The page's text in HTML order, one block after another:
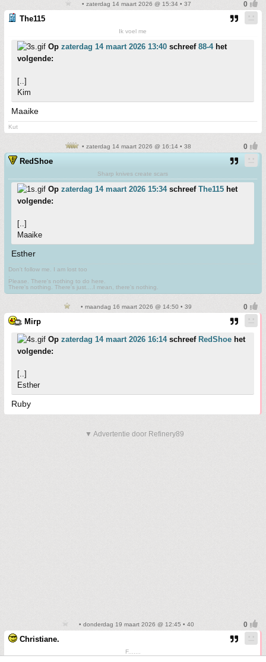
• zaterdag 14 maart 2026 @ 15:34 • 37
The115
Ik voel me
Op zaterdag 14 maart 2026 13:40 schreef 88-4het
volgende:
[..]
Kim
Maaike
Kut
• zaterdag 14 maart 2026 @ 16:14 • 38
RedShoe
Sharp knives create scars
Op zaterdag 14 maart 2026 15:34schreef The115 het
volgende:
[..]
Maaike
Esther
Don't follow me. I am lost too
Please. There's nothing to do here.
There's nothing. There's just....I mean, there's nothing.
• maandag 16 maart 2026 @ 14:50 • 39
Mirp
Op zaterdag 14 maart 2026 16:14schreef RedShoe het
volgende:
[..]
Esther
Ruby
▼ Advertentie door Refinery89
• donderdag 19 maart 2026 @ 12:45 • 40
Christiane.
F.......